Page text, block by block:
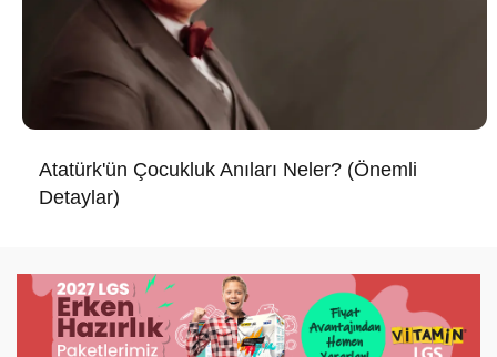
Atatürk'ün Çocukluk Anıları Neler? (Önemli
Detaylar)